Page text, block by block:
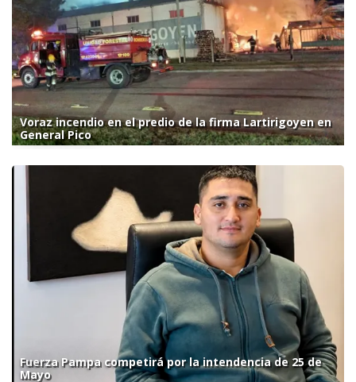
Voraz incendio en el predio de la firma Lartirigoyen en
General Pico
Fuerza Pampa competirá por la intendencia de 25 de
Mayo